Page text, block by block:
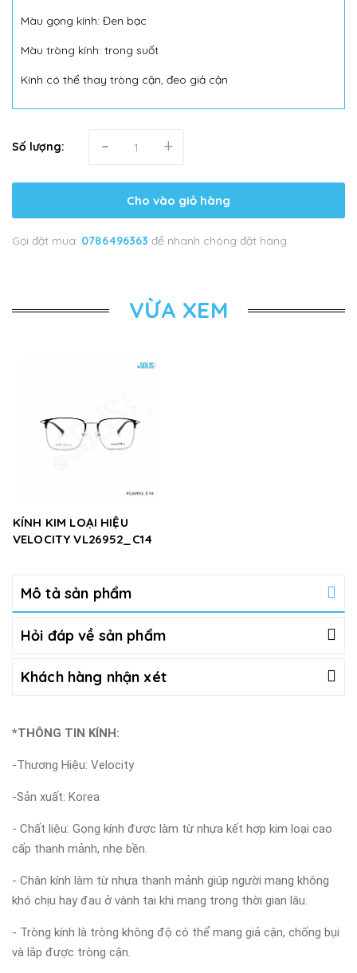
Màu gọng kính: Đen bạc
Màu tròng kính: trong suốt
Kính có thể thay tròng cận, đeo giả cận
Số lượng: - +
Cho vào giỏ hàng
Gọi đặt mua: 0786496363 để nhanh chóng đặt hàng
VỪA XEM
KÍNH KIM LOẠI HIỆU
VELOCITY VL26952_C14
Mô tả sản phẩm
Hỏi đáp về sản phẩm
Khách hàng nhận xét
*THÔNG TIN KÍNH:
-Thương Hiệu: Velocity
-Sản xuất: Korea
- Chất liệu: Gọng kính được làm từ nhựa kết hợp kim loại cao
cấp thanh mảnh, nhẹ bền.
- Chân kính làm từ nhựa thanh mảnh giúp người mang không
khó chịu hay đau ở vành tai khi mang trong thời gian lâu.
- Tròng kính là tròng không độ có thể mang giả cận, chống bụi
và lắp được tròng cận.